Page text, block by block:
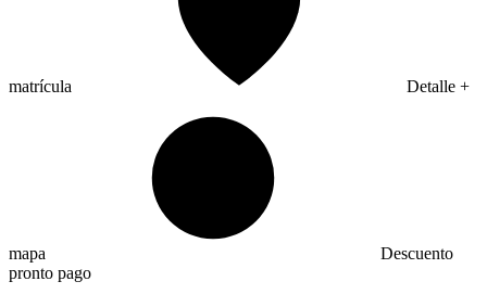
matrícula Detalle +
mapa
Descuento
pronto pago